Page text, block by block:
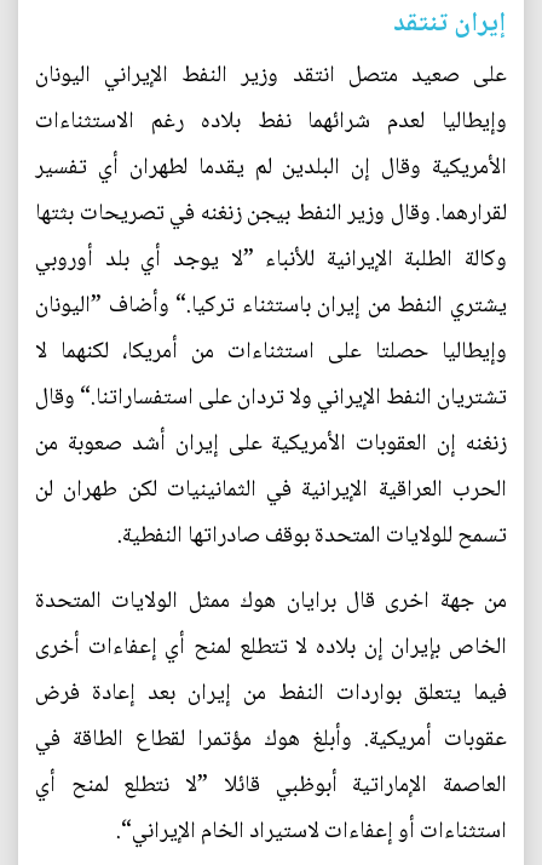
إيران تنتقد
على صعيد متصل انتقد وزير النفط الإيراني اليونان
وإيطاليا لعدم شرائهما نفط بلاده رغم الاستثناءات
الأمريكية وقال إن البلدين لم يقدما لطهران أي تفسير
لقرارهما. وقال وزير النفط بيجن زنغنه في تصريحات بثتها
وكالة الطلبة الإيرانية للأنباء ”لا يوجد أي بلد أوروبي
يشتري النفط من إيران باستثناء تركيا.“ وأضاف ”اليونان
وإيطاليا حصلتا على استثناءات من أمريكا، لكنهما لا
تشتريان النفط الإيراني ولا تردان على استفساراتنا.“ وقال
زنغنه إن العقوبات الأمريكية على إيران أشد صعوبة من
الحرب العراقية الإيرانية في الثمانينيات لكن طهران لن
تسمح للولايات المتحدة بوقف صادراتها النفطية.
من جهة اخرى قال برايان هوك ممثل الولايات المتحدة
الخاص بإيران إن بلاده لا تتطلع لمنح أي إعفاءات أخرى
فيما يتعلق بواردات النفط من إيران بعد إعادة فرض
عقوبات أمريكية. وأبلغ هوك مؤتمرا لقطاع الطاقة في
العاصمة الإماراتية أبوظبي قائلا ”لا نتطلع لمنح أي
استثناءات أو إعفاءات لاستيراد الخام الإيراني“.